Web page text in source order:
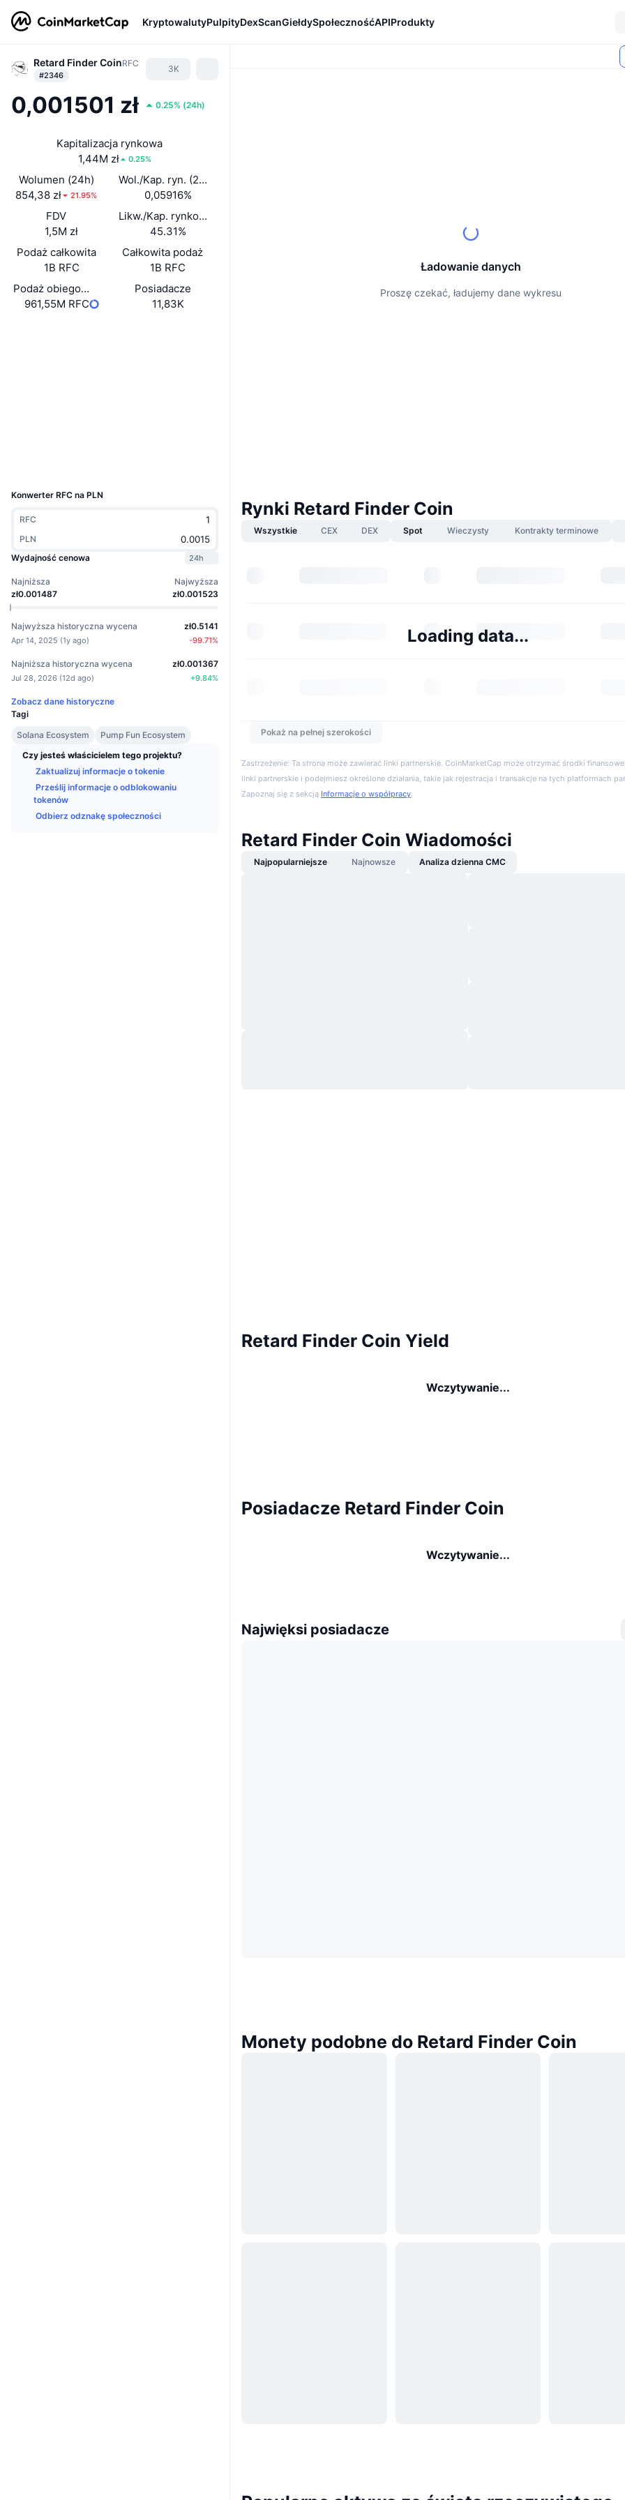
KryptowalutyPulpityDexScanGiełdySpołecznośćAPIProdukty
Retard Finder CoinRFC
#2346
3K
0,001501 zł 0.25% (24h)
Kapitalizacja rynkowa
1,44M zł
0.25%
Wolumen (24h)
854,38 zł
21.95%
Wol./Kap. ryn. (24 h)
0,05916%
FDV
1,5M zł
Likw./Kap. rynkowa
45.31%
Podaż całkowita
1B RFC
Całkowita podaż
1B RFC
Podaż obiegowa
961,55M RFC
Posiadacze
11,83K
Konwerter RFC na PLN
RFC
PLN
Wydajność cenowa
24h
Najniższa
zł0.001487
Najwyższa
zł0.001523
Najwyższa historyczna wycena
Apr 14, 2025 (1y ago)
zł0.5141
-99.71%
Najniższa historyczna wycena
Jul 28, 2026 (12d ago)
zł0.001367
+9.84%
Zobacz dane historyczne
Tagi
Solana Ecosystem
Pump Fun Ecosystem
Czy jesteś właścicielem tego projektu?
Zaktualizuj informacje o tokenie
Prześlij informacje o odblokowaniu
tokenów
Odbierz odznakę społeczności
Ładowanie danych
Proszę czekać, ładujemy dane wykresu
Rynki Retard Finder Coin
Wszystkie CEX DEX Spot Wieczysty Kontrakty terminowe
Loading data...
Pokaż na pełnej szerokości
Zastrzeżenie: Ta strona może zawierać linki partnerskie. CoinMarketCap może otrzymać środki
linki partnerskie i podejmiesz określone działania, takie jak rejestracja i transakcje na tych platformach
Zapoznaj się z sekcją Informacje o współpracy.
Retard Finder Coin Wiadomości
Najpopularniejsze Najnowsze Analiza dzienna CMC
Retard Finder Coin Yield
Wczytywanie...
Posiadacze Retard Finder Coin
Wczytywanie...
Najwięksi posiadacze
Monety podobne do Retard Finder Coin